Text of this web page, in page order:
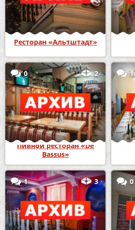
Ресторан «Альтштадт»
0 2
Пивной ресторан «De
Bassus»
1
1 3 0